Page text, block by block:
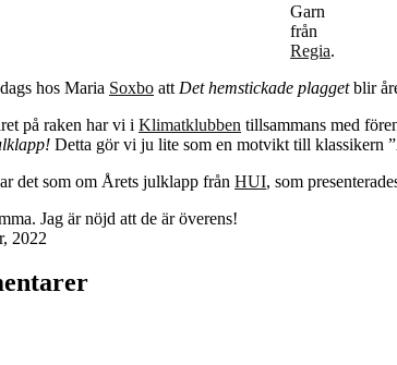
Garn
från
Regia.
hos Maria Soxbo att Det hemstickade plaggetblir
på raken har vi i Klimatklubben tillsammans med
Detta gör vi ju lite som en motvikt till klassikern
det som om Årets julklapp från HUI, som
Jag är nöjd att de är överens!
2022